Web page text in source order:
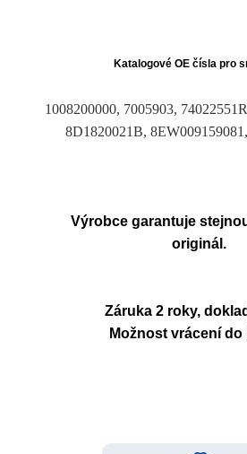
Katalogové OE čísla pro
1008200000, 7005903,
8D1820021B,
Výrobce garantuje
originál.
Záruka 2 roky,
Možnost vrácení do